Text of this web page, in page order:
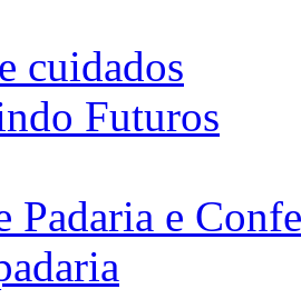
cuidados
Futuros
Padaria e